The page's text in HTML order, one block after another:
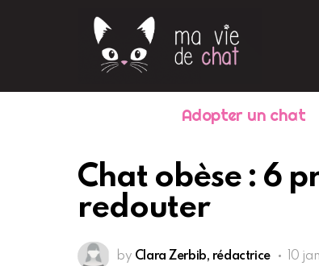
Adopter un chat
Chat obèse : 6
redouter
by Clara Zerbib, rédactrice 10